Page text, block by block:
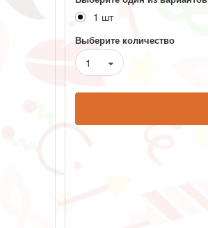
1 шт
Выберите количество
1